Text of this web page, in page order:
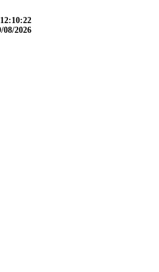
12:10:24
08/2026